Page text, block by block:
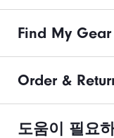
Find My Gear
Order &
도움이 필요